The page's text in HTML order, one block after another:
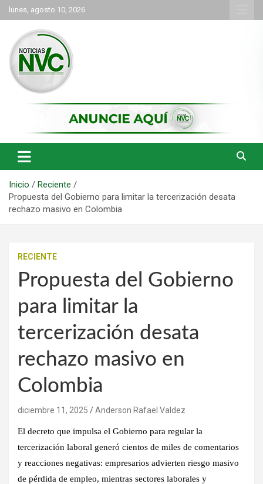
Saltar
al
contenido
lunes, agosto 10, 2026
NVC Noticias
Inicio
Reciente
Propuesta del Gobierno para limitar la tercerización desata
rechazo masivo en Colombia
RECIENTE
Propuesta del Gobierno
para limitar la
tercerización desata
rechazo masivo en
Colombia
diciembre 11, 2025 Anderson Rafael Valdez
El decreto que impulsa el Gobierno para regular la
tercerización laboral generó cientos de miles de comentarios
y reacciones negativas: empresarios advierten riesgo masivo
de pérdida de empleo, mientras sectores laborales y